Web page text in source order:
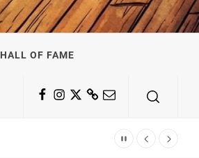
HALL OF FAME
Facebook
Instagram
TwitterSubstack
Email